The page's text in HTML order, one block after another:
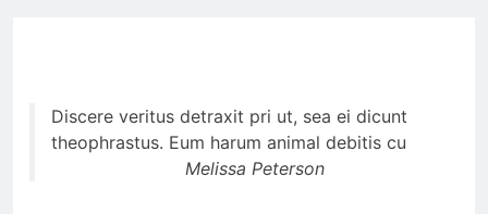
Discere veritus detraxit pri ut, sea ei dicunt
theophrastus. Eum harum animal debitis cu
Melissa Peterson